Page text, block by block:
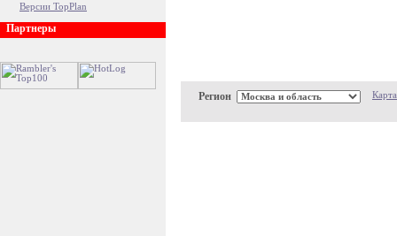
Версии TopPlan
Партнеры
Регион Карта